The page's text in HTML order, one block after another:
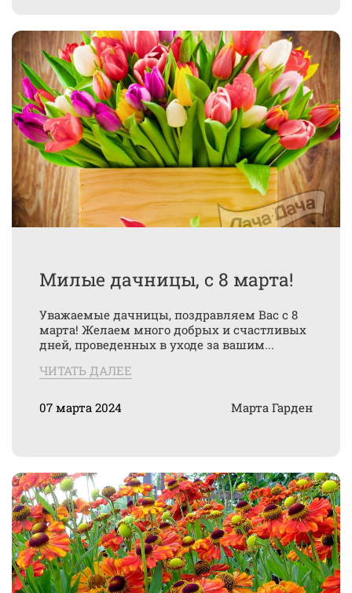
Милые дачницы, с 8 марта!
Уважаемые дачницы, поздравляем Вас с 8
марта! Желаем много добрых и счастливых
дней, проведенных в уходе за вашим...
ЧИТАТЬ ДАЛЕЕ
07 марта 2024 Марта Гарден